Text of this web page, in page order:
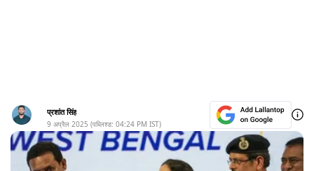
प्रशांत सिंह
9 अप्रैल 2025 (पब्लिश्ड: 04:24 PM IST)